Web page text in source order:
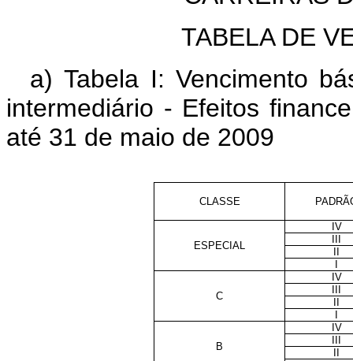
TABELA DE
a) Tabela I: Vencimento
intermediário - Efeitos
até 31 de maio de 2009
CLASSE
ESPECIAL
IV
C
IV
B
IV